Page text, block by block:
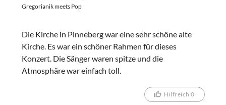
Gregorianik meets Pop
Die Kirche in Pinneberg war eine sehr schöne alte
Kirche. Es war ein schöner Rahmen für dieses
Konzert. Die Sänger waren spitze und die
Atmosphäre war einfach toll.
Hilfreich 0